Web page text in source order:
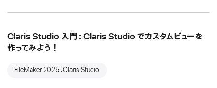
Claris Studio 入門：Claris Studio でカスタムビューを
作ってみよう！
FileMaker 2025：Claris Studio